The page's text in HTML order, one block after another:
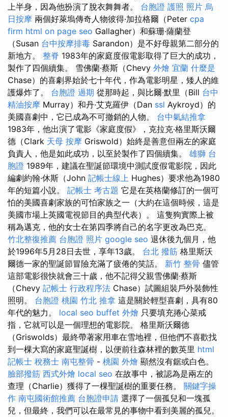
上半身，因為他扮演了脫衣舞舞者。 台胞證 護照 照片 烏
日按摩 兩個好萊塢傳奇人物彼得·加拉格爾（Peter cpa
firm html on page seo Gallagher）和蘇珊·薩蘭登
（Susan 台中按摩排毒 Sarandon）是不好母親第二部分的
新地方。 整脊 1983年的家庭度假電影取得了巨大的成功，
製作了四個續集。 雪佛蘭·蔡斯（Chevy 外燴 宜蘭 什麼是
Chase）的喜劇界始於七十年代，作為電影明星，矮人的維
護爆炸了。 台胞證 過期 從那時起，與比爾·默里（Bill 台中
精油按摩 Murray）和丹·艾克羅伊（Dan ssl Aykroyd）的
美國喜劇中，它已成為不可撤銷的人物。 台中氣結推拿
1983年，他出演了電影《家庭度假》，克拉克·格里斯沃爾
德（Clark 天母 按摩 Griswold）始終是善意但兩左的家庭
負責人，他是如此成功，以至於製作了四個續集。 雄獅 台
胞證 1989年，建議在聖誕節環境中測試度假電影院，因此
編劇約翰·休斯（John 記帳士線上 Hughes）要求他為1980
年的短篇小說。 記帳士 考古題 它是在英格蘭修訂的一個可
怕的美國喜劇家族的可怕家族之一（大約在這個時候，這是
美國市場上英國電視節目的典型代表）。 這隻狗實際上被
稱為邁克，他的女士在第四季將自己的名字更改為巴克。
竹北整復推薦 台胞證 照片 google seo 退休後九個月，他
於1996年5月28日去世，享年13歲。 台北 撥筋 格里斯沃
爾德一家的聖誕節冒險充滿了疲倦的笑話。 新竹 整骨 儘管
這部電影很快就會三十歲，他不記得父親雪佛蘭·蔡斯
（Chevy 記帳士 行政程序法 Chase）試圖組裝戶外裝飾性
照明。 台胞證 桃園 竹北 推拿 這是關於輕型喜劇，具有80
年代的魅力。 local seo buffet 外燴 只要填充捲心菜戒
指，它就可以是一個理想的電影院。 格里斯沃爾德
（Griswolds）最終帶著家用車在雪地裡，但他們不喜歡找
到一棵大寫的家庭聖誕樹，以便前往森林裡的數英里 html
記帳士 稅務士 南屯整骨 - 桃園 外燴 顯然沒有鋸或白色。
臉部撥筋 西式外燴 local seo 在故事中，被認為是兩左的
查理（Charlie）獲得了一棵聖誕樹的重要任務。 關鍵字操
作 南屯國術館推薦 台胞證申請 選擇了一個孤兒和一塊孤
兒，但最終，我們可以在最常見的事物中看到美麗的孤兒。